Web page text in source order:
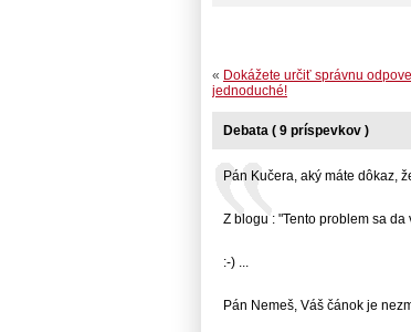
« Dokážete určiť správnu
jednoduché!
Debata ( 9 príspevkov )
Pán Kučera, aký máte dôkaz,
Z blogu : "Tento problem sa da
:-) ...
Pán Nemeš, Váš čánok je